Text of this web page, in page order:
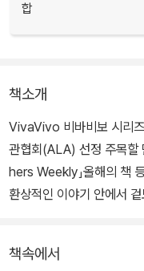
합
책소개
VivaVivo 비바비보 시리
관협회(ALA) 선정 주목할
hers Weekly」올해의 책
환상적인 이야기 안에서
친구와 엄마의 걱정 때문
책속에서